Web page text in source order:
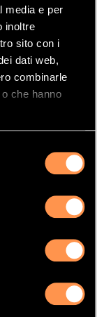
media e per
inoltre
sito con i
dati web,
combinarle
che hanno